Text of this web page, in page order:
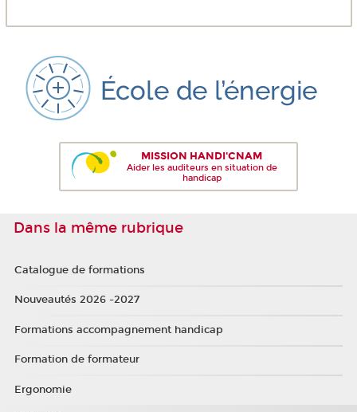
MISSION HANDI'CNAM
Aider les auditeurs en situation de
handicap
Dans la même rubrique
Catalogue de formations
Nouveautés 2026 -2027
Formations accompagnement handicap
Formation de formateur
Ergonomie